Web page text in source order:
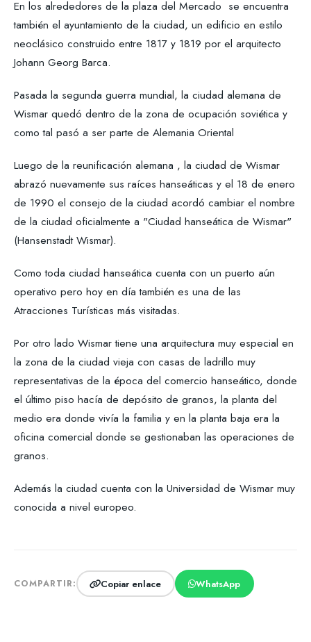
En los alrededores de la plaza del Mercado se encuentra
también el ayuntamiento de la ciudad, un edificio en estilo
neoclásico construido entre 1817 y 1819 por el arquitecto
Johann Georg Barca.
Pasada la segunda guerra mundial, la ciudad alemana de
Wismar quedó dentro de la zona de ocupación soviética y
como tal pasó a ser parte de Alemania Oriental
Luego de la reunificación alemana , la ciudad de Wismar
abrazó nuevamente sus raíces hanseáticas y el 18 de enero
de 1990 el consejo de la ciudad acordó cambiar el nombre
de la ciudad oficialmente a "Ciudad hanseática de Wismar"
(Hansenstadt Wismar).
Como toda ciudad hanseática cuenta con un puerto aún
operativo pero hoy en día también es una de las
Atracciones Turísticas más visitadas.
Por otro lado Wismar tiene una arquitectura muy especial en
la zona de la ciudad vieja con casas de ladrillo muy
representativas de la época del comercio hanseático, donde
el último piso hacía de depósito de granos, la planta del
medio era donde vivía la familia y en la planta baja era la
oficina comercial donde se gestionaban las operaciones de
granos.
Además la ciudad cuenta con la Universidad de Wismar muy
conocida a nivel europeo.
COMPARTIR: Copiar enlace WhatsApp